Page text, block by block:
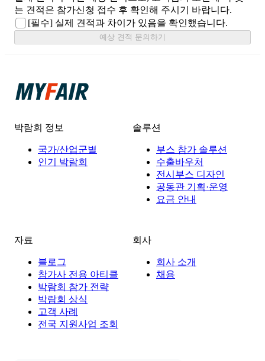
는 견적은 참가신청 접수 후 확인해 주시기 바랍니다.
[필수] 실제 견적과 차이가 있음을 확인했습니다.
예상 견적 문의하기
박람회 정보
국가/산업군별
인기 박람회
솔루션
부스 참가 솔루션
수출바우처
전시부스 디자인
공동관 기획·운영
요금 안내
자료
블로그
참가사 전용 아티클
박람회 참가 전략
박람회 상식
고객 사례
전국 지원사업 조회
회사
회사 소개
채용